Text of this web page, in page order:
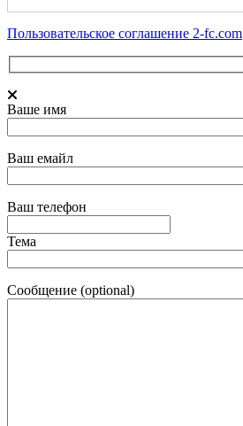
Пользовательское соглашение 2-fc.com
Ваше имя
Ваш емайл
Ваш телефон
Тема
Сообщение (optional)